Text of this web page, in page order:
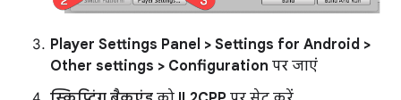
Player Settings Panel > Settings for Android >
Other settings > Configuration पर जाएं